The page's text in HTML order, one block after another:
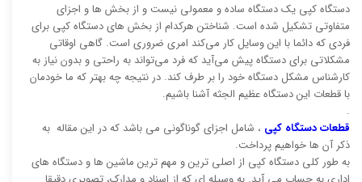
دستگاه کپی یک دستگاه ساده و معمولی نیست و از بخش ها و اجزای
متفاوتی تشکیل شده است. شناختن هرکدام از بخش های دستگاه کپی برای
فردی که دائما با این وسایل کار می‌کند امری ضروری است. گاهی اوقاتی
مشکلاتی برای دستگاه پیش می‌آید که فرد می‌تواند به راحتی و بدون نیاز به
کارشناس مشکل دستگاه خود را بر طرف کند. در نتیجه چه بهتر که ما خودمان
با قطعات این دستگاه عظیم الجثه آشنا باشیم.
.
قطعات دستگاه کپی ، شامل اجزای گوناگونی می باشد که در این مقاله به
ذکر آن ها خواهیم پرداخت.
به طور کلی دستگاه کپی از اصلی ترین و مهم ترین ماشین ها و دستگاه های